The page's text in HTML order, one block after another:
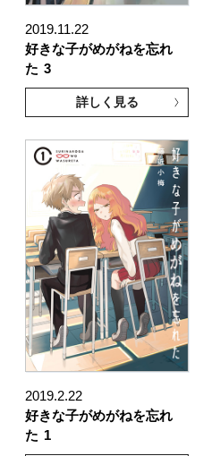
2019.11.22
好きな子がめがねを忘れ
た 3
詳しく見る
2019.2.22
好きな子がめがねを忘れ
た 1